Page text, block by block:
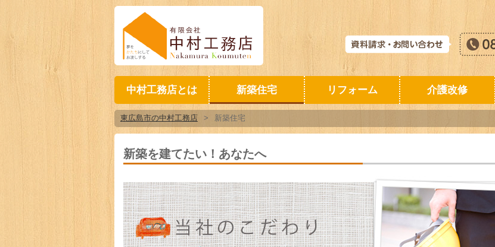
中村工務店とは 新築住宅 リフォーム 介護改修
東広島市の中村工務店 > 新築住宅
新築を建てたい！あなたへ